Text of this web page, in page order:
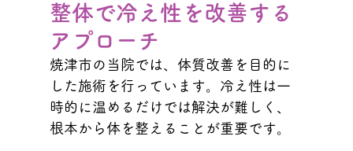
整体で冷え性を改善する
アプローチ
焼津市の当院では、体質改善を目的に
した施術を行っています。冷え性は一
時的に温めるだけでは解決が難しく、
根本から体を整えることが重要です。